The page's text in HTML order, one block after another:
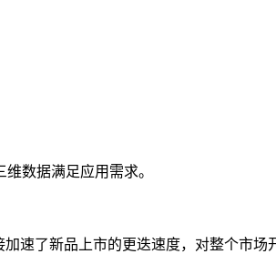
数据满足应用需求。
速了新品上市的更迭速度，对整个市场